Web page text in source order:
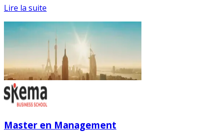
Lire la suite
Master en Management